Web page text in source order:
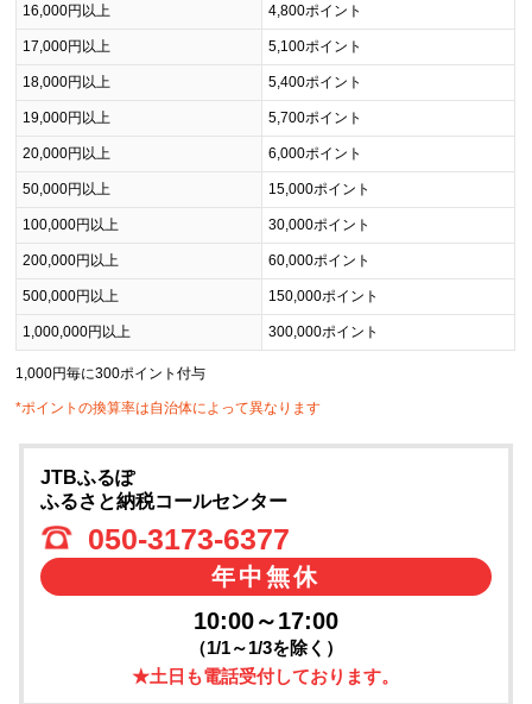
16,000円以上 4,800ポイント
17,000円以上 5,100ポイント
18,000円以上 5,400ポイント
19,000円以上 5,700ポイント
20,000円以上 6,000ポイント
50,000円以上 15,000ポイント
100,000円以上 30,000ポイント
200,000円以上 60,000ポイント
500,000円以上 150,000ポイント
1,000,000円以上 300,000ポイント
1,000円毎に300ポイント付与
*ポイントの換算率は自治体によって異なります
JTBふるぽ
ふるさと納税コールセンター
050-3173-6377
年中無休
10:00～17:00
（1/1～1/3を除く）
★土日も電話受付しております。